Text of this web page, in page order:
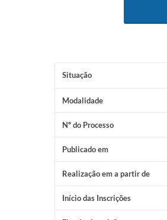
Situação
Modalidade
Nº do Processo
Publicado em
Realização em a partir de
Início das Inscrições